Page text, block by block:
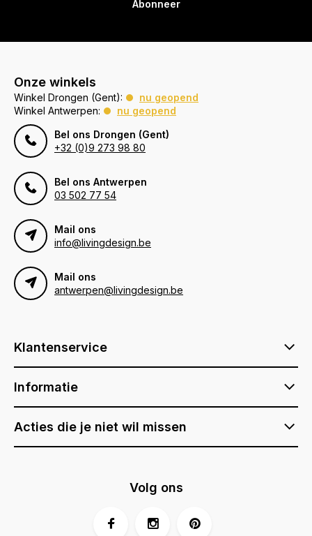
Abonneer
Onze winkels
Winkel Drongen (Gent):
nu geopend
Winkel Antwerpen:
nu geopend
Bel ons Drongen (Gent)
+32 (0)9 273 98 80
Bel ons Antwerpen
03 502 77 54
Mail ons
info@livingdesign.be
Mail ons
antwerpen@livingdesign.be
Klantenservice
Informatie
Acties die je niet wil missen
Volg ons